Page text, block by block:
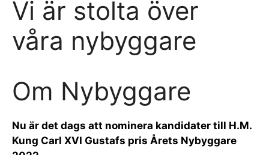
Vi är stolta över
våra nybyggare
Om Nybyggare
Nu är det dags att nominera kandidater till H.M.
Kung Carl XVI Gustafs pris Årets Nybyggare